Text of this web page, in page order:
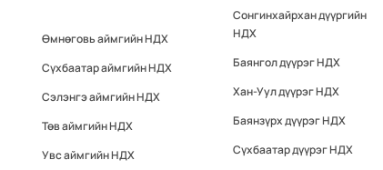
Өмнөговь аймгийн НДХ
Сүхбаатар аймгийн НДХ
Сэлэнгэ аймгийн НДХ
Төв аймгийн НДХ
Увс аймгийн НДХ
Сонгинхайрхан дүүргийн
НДХ
Баянгол дүүрэг НДХ
Хан-Уул дүүрэг НДХ
Баянзүрх дүүрэг НДХ
Сүхбаатар дүүрэг НДХ